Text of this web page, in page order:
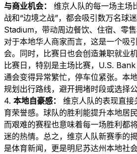
与商业机会：
维京人队的每一场主场
战和“边境之战”，都会吸引数万名球
Stadium，带动周边餐饮、住宿、零售
对于本地华人商家而言，这是一个吸
会。同时，比赛日也会创造兼职就业
比赛日，特别是主场比赛，U.S.
通会变得异常繁忙，停车位紧张。本
规划出行路线，避开拥堵时段或选择
4. 本地自豪感：
维京人队的表现直
育荣誉感。球队的胜利能提升本地居
而艰难的赛程也意味着每一场胜利都
迷的热情。总之，维京人队新赛季的
是体育新闻，更是明尼苏达州本地社